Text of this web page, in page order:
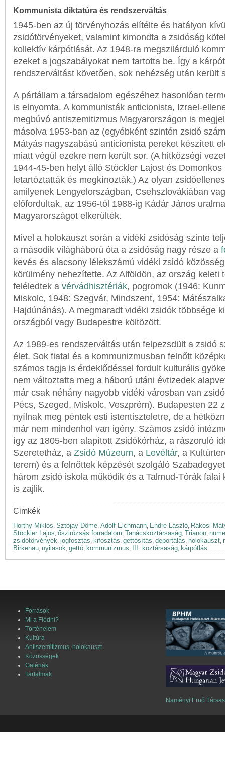
Kommunista diktatúra és rendszerváltás
1945-ben az új törvényhozás elítélte és hatályon
zsidótörvényeket, valamint kimondta a zsidóság
kollektív kárpótlását. Az 1948-ra megszilárduló
ezeket a jogszabályokat nem tartotta be. Így a
rendszerváltást követően, sok nehézség után került
A pártállam a társadalom egészéhez hasonlóan
is elnyomta. A kommunisták anticionista, Izrael-
megbúvó antiszemitizmus Magyarországon is
másolva 1953-ban az (egyébként szintén zsidó
Mátyás nagyszabású anticionista pereket készített
miatt végül ezekre nem került sor. (A hitközségi
1944-45-ben helyt álló Stöckler Lajost és
letartóztatták és megkínozták.) Az olyan
amilyenek Lengyelországban, Csehszlovákiában
előfordultak, az 1956-tól 1988-ig Kádár János
Magyarországot elkerülték.
Mivel a holokauszt során a vidéki zsidóság szinte
a második világháború óta a zsidóság nagy része a
kevés és alacsony lélekszámú vidéki zsidó
körülmény nehezítette. Az Alföldön, az ország keleti
feléledtek a vérvádhisztériák, pogromok (1946:
Miskolc, 1948: Szegvár, Mindszent, 1954:
Hajdúnánás). A megmaradt vidéki zsidók többsége
országból vagy Budapestre költözött.
Az 1989-es rendszerváltás után felpezsdült a zsidó
élet. Sok fiatal és a kommunizmusban felnőtt
számos tagja is érdeklődéssel fordult kulturális
nem változtatta meg a háború utáni évtizedek
már csak néhány nagyobb vidéki városban van
Pécs, Szeged, Miskolc, Veszprém). Budapesten 22
nyílnak meg péntek esti istentiszteletre, de a
már nem mindenhol van igény. Számos zsidó
így az 1805-ben alapított Zsidókórház, a rászoruló
Szeretetház, a Zsidó Múzeum, a Levéltár, a
terem) és a felnőttek képzését szolgáló
három zsidó iskola működik és a Talmud-Tórák falai
is zajlik.
Cimkék
Horthy Miklós, Sztójay Döme, Adolf Eichmann, Endre László, Rákosi
Stöckler Lajos, őszirózsás forradalom, Tanácsköztársaság, Trianon,
zsidótörvények, jogfosztás, kifosztás, gettósítás, deportálás, holokauszt,
Birkenau, nyilasok, gettó, kommunizmus, III. köztársaság, kárpótlás
Források
Mi a Flódni?
Történelem
Kultúra
Antiszemitizmus, holokauszt
Közösségek
Galériák
Tartalmak
Naményi Ernő